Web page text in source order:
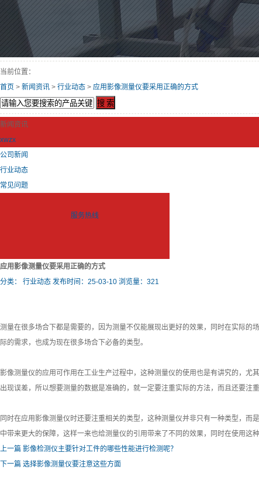
当前位置：
首页 > 新闻资讯 > 行业动态 > 应用影像测量仪要采用正确的方式
新闻资讯
xwzx
公司新闻
行业动态
常见问题
服务热线
应用影像测量仪要采用正确的方式
分类： 行业动态 发布时间：25-03-10 浏览量：321
测量在很多场合下都是需要的，因为测量不仅能展现出更好的效果，同时在实际
际的需求，也成为现在很多场合下必备的类型。
影像测量仪的应用可作用在工业生产过程中，这种测量仪的使用也是有讲究的，
出现误差，所以想要测量的数据是准确的，就一定要注重实际的方法，而且还要注
同时在应用影像测量仪时还要注重相关的类型，这种测量仪并非只有一种类型，
中带来更大的保障，这样一来也给测量仪的引用带来了不同的效果，同时在使用这
上一篇 影像检测仪主要针对工件的哪些性能进行检测呢？
下一篇 选择影像测量仪要注意这些方面